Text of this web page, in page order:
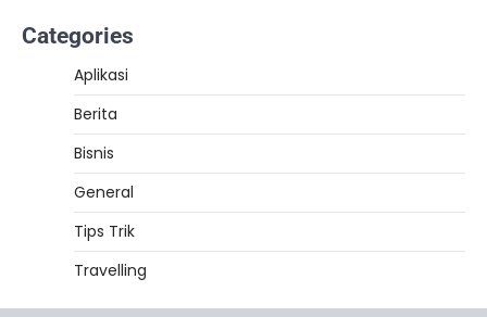
Categories
Aplikasi
Berita
Bisnis
General
Tips Trik
Travelling